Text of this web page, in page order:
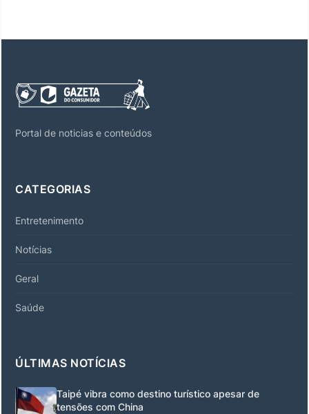
Portal de noticias e conteúdos
CATEGORIAS
Entretenimento
Notícias
Geral
Saúde
ÚLTIMAS NOTÍCIAS
Taipé vibra como destino turístico apesar de
tensões com China